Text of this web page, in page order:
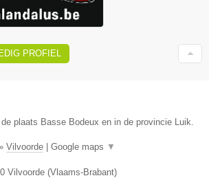
PROFIEL
plaats Basse Bodeux en in de provincie Luik.
Vilvoorde | Google maps ▼
Vilvoorde (Vlaams-Brabant)